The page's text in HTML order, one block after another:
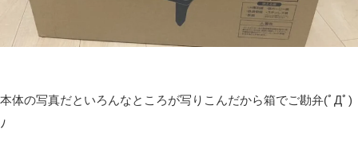
本体の写真だといろんなところが写りこんだから箱でご勘弁(ﾟДﾟ)
ﾉ